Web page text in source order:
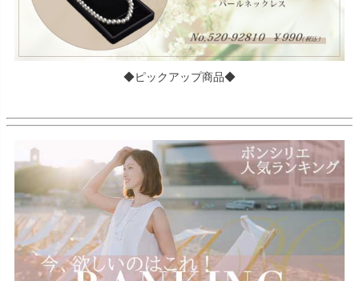
◆ピックアップ商品◆